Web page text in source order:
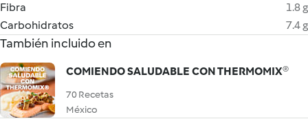
Fibra
1.8 g
Carbohidratos
7.4 g
También incluido en
COMIENDO SALUDABLE CON THERMOMIX®
70 Recetas
México